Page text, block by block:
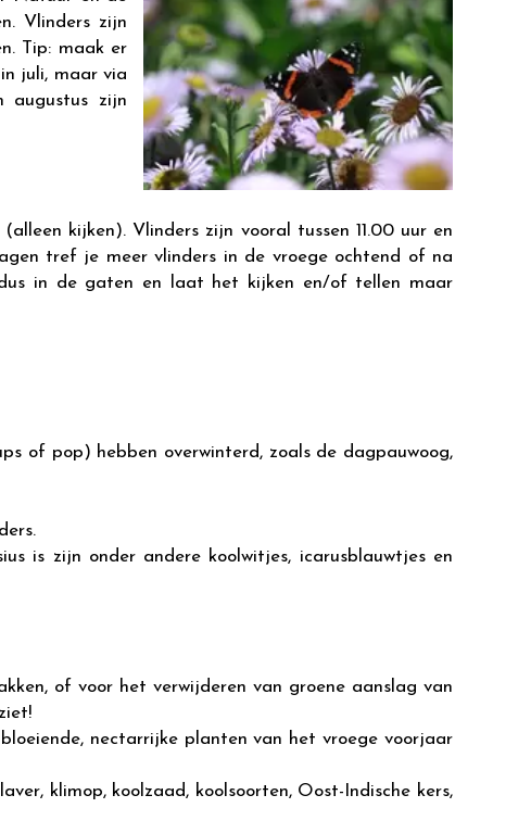
Vlinders zijn
Tip: maak er
juli, maar via
augustus zijn
kijken). Vlinders zijn vooral tussen 11.00 uur en
tref je meer vlinders in de vroege ochtend of na
in de gaten en laat het kijken en/of tellen maar
of pop) hebben overwinterd, zoals de dagpauwoog,
is zijn onder andere koolwitjes, icarusblauwtjes en
of voor het verwijderen van groene aanslag van
nectarrijke planten van het vroege voorjaar
klimop, koolzaad, koolsoorten, Oost-Indische kers,